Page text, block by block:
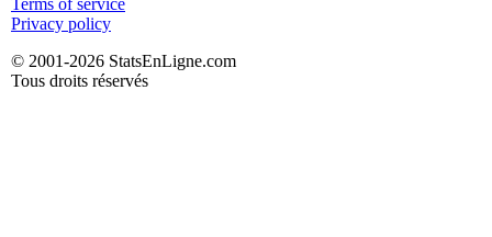
Terms of service
Privacy policy
© 2001-2026 StatsEnLigne.com
Tous droits réservés